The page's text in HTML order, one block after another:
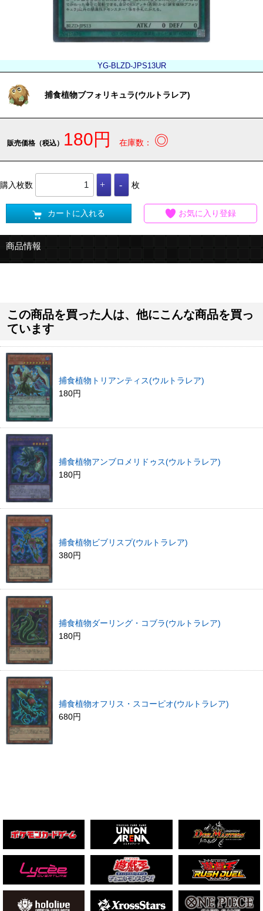
YG-BLZD-JPS13UR
捕食植物ブフォリキュラ(ウルトラレア)
販売価格（税込） 180円 在庫数： ◎
購入枚数 枚
カートに入れる お気に入り登録
商品情報
この商品を買った人は、他にこんな商品を買っ
ています
捕食植物トリアンティス(ウルトラレア)
180円
捕食植物アンブロメリドゥス(ウルトラレア)
180円
捕食植物ビブリスプ(ウルトラレア)
380円
捕食植物ダーリング・コブラ(ウルトラレア)
180円
捕食植物オフリス・スコーピオ(ウルトラレア)
680円